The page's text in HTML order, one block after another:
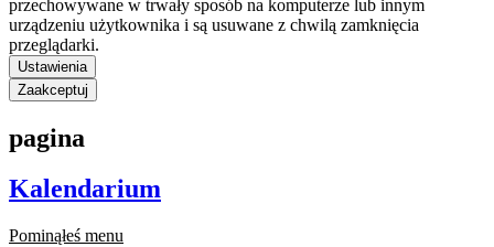
przechowywane w trwały sposób na komputerze lub innym
urządzeniu użytkownika i są usuwane z chwilą zamknięcia
przeglądarki.
Ustawienia
Zaakceptuj
pagina
Kalendarium
Pominąłeś menu